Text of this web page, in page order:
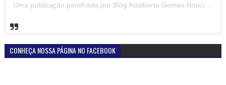
Uma publicação partilhada por Blog Adalberto Gomes Noticias (@blogadalbertogomesnoticiass)
CONHEÇA NOSSA PÁGINA NO FACEBOOK